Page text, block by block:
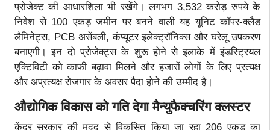
प्रोजेक्ट की आधारशिला भी रखेंगे। लगभग 3,532 करोड़ रुपये के
निवेश से 100 एकड़ जमीन पर बनने वाली यह यूनिट कॉपर-क्लैड
लैमिनेट्स, PCB असेंबली, कंप्यूटर इलेक्ट्रॉनिक्स और घरेलू उपकरण
बनाएगी। इन दो प्रोजेक्ट्स के शुरू होने से इलाके में इंडस्ट्रियल
एक्टिविटी को काफी बढ़ावा मिलने और हजारों लोगों के लिए प्रत्यक्ष
और अप्रत्यक्ष रोजगार के अवसर पैदा होने की उम्मीद है।
औद्योगिक विकास को गति देगा मैन्युफैक्चरिंग क्लस्टर
केंद्र सरकार की मदद से विकसित किया जा रहा 206 एकड़ का